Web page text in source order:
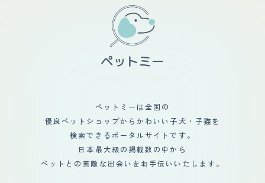
で会話をすることが多くなりました。テレビを見ていても
猫の番組をよく見るようになり、家族内のコミュニケーシ
ョンが増えたことが猫を迎え入れて一番良かった事だと感
じています。初めての猫の飼育でしたが、猫の育て方の本
を読んだり、Youtubeを見たりして、家族で相談しなが
ら楽しんで猫と生活をしています。
ちの子は普段はそれ程鳴かないですし、鳴いても声は小さ
め〜普通と言ったところで、割と静かです。 ニャーニャ
ー騒ぐというのは、本土見たことがなく、ご飯が欲しいと
きに催促してニャ〜〜と静かに長めに鳴くくらいです。
【総評】 同僚の知人で、マンチカンのブリーダーをして
いる人がいて、1匹だけ飼い主が決まらず大きくなってき
がった情けない表情と、短い手足が可愛いくて、見た瞬間
ひと目惚れしました。 我が家は犬しか飼ったことが無か
ったので、ブリーダーさんにアレコレ教えて貰い、迎え入
れましたが、意外とすんなり家に馴染んでくれて、すぐに
我が物顔でソファで寝るようになってくれて安心しまし
た。 ただ、ワクチンや去勢のことなどもあり、ブリーダ
ーさんや獣医さんに相談したりで大変でしたが、猫を飼い
ペットミーは全国の
優良ペットショップからかわいい子犬・子猫を
検索できるポータルサイトです。
日本最大級の掲載数の中から
ペットとの素敵な出会いをお手伝いいたします。